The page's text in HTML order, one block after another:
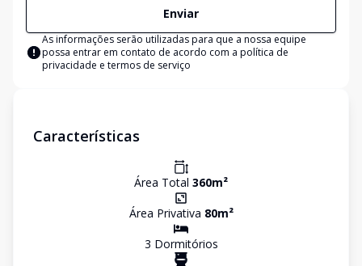
Enviar
As informações serão utilizadas para que a nossa equipe
possa entrar em contato de acordo com a política de
privacidade e termos de serviço
Características
Área Total 360m²
Área Privativa 80m²
3 Dormitórios